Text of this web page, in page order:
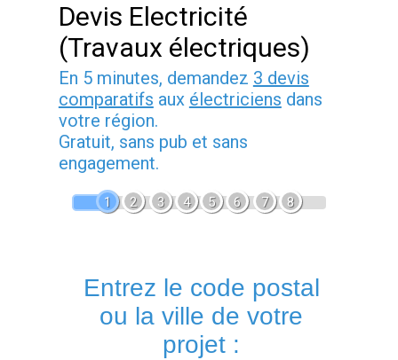
Devis Electricité
(Travaux électriques)
En 5 minutes, demandez 3 devis
comparatifs aux électriciens dans
votre région.
Gratuit, sans pub et sans
engagement.
1 2 3 4 5 6 7 8
Entrez le code postal
ou la ville de votre
projet :